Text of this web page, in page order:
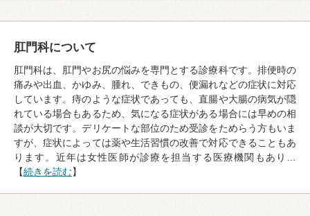
肛門科について
肛門科は、肛門やお尻の悩みを専門とする診療科です。排便時の
痛みや出血、かゆみ、腫れ、できもの、便漏れなどの症状に対応
しています。痔のような症状であっても、直腸や大腸の病気が隠
れている場合もあるため、気になる症状がある場合には早めの相
談が大切です。デリケートな部位のため受診をためらう方もいま
すが、症状によっては薬や生活習慣の改善で対応できることもあ
ります。近年は女性医師が診療を担当する医療機関もあり…
【続きを読む】